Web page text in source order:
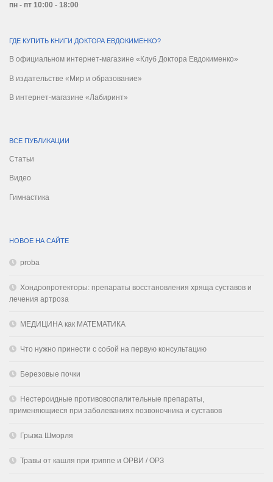
пн - пт 10:00 - 18:00
ГДЕ КУПИТЬ КНИГИ ДОКТОРА ЕВДОКИМЕНКО?
В официальном интернет-магазине «Клуб Доктора Евдокименко»
В издательстве «Мир и образование»
В интернет-магазине «Лабиринт»
ВСЕ ПУБЛИКАЦИИ
Статьи
Видео
Гимнастика
НОВОЕ НА САЙТЕ
proba
Хондропротекторы: препараты восстановления хряща суставов и
лечения артроза
МЕДИЦИНА как МАТЕМАТИКА
Что нужно принести с собой на первую консультацию
Березовые почки
Нестероидные противовоспалительные препараты,
применяющиеся при заболеваниях позвоночника и суставов
Грыжа Шморля
Травы от кашля при гриппе и ОРВИ / ОРЗ